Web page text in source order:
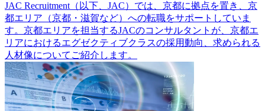
JAC Recruitment（以下、JAC）では、京都に拠点を置き、京
都エリア（京都・滋賀など）への転職をサポートしていま
す。京都エリアを担当するJACのコンサルタントが、京都エ
リアにおけるエグゼクティブクラスの採用動向、求められる
人材像についてご紹介します。